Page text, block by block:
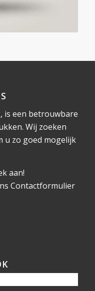
is een betrouwbare
Wij zoeken
u zo goed mogelijk
aan!
Contactformulier